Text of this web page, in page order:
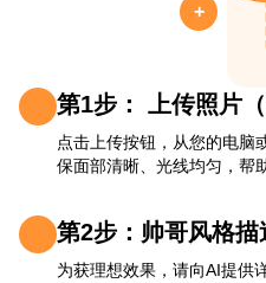
+
第1步： 上传照片（
点击上传按钮，从您的电脑
保面部清晰、光线均匀，帮
第2步：帅哥风格描
为获理想效果，请向AI提供